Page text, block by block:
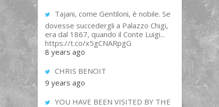
Tajani, come Gentiloni, è nobile. Se
dovesse succedergli a Palazzo Chigi,
era dal 1867, quando il Conte Luigi...
https://t.co/x5gCNARpgG
8 years ago
CHRIS BENOIT
9 years ago
YOU HAVE BEEN VISITED BY THE